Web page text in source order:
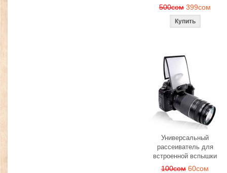
500сом 399сом
Универсальный
рассеиватель для
встроенной вспышки
100сом 60сом